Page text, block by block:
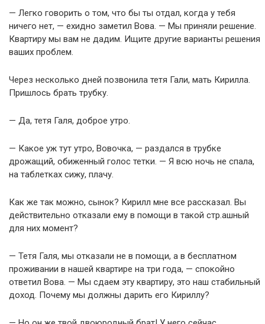
— Легко говорить о том, что бы ты отдал, когда у тебя
ничего нет, — ехидно заметил Вова. — Мы приняли решение.
Квартиру мы вам не дадим. Ищите другие варианты решения
ваших проблем.
Через несколько дней позвонила тетя Гали, мать Кирилла.
Пришлось брать трубку.
— Да, тетя Галя, доброе утро.
— Какое уж тут утро, Вовочка, — раздался в трубке
дрожащий, обиженный голос тетки. — Я всю ночь не спала,
на таблетках сижу, плачу.
Как же так можно, сынок? Кирилл мне все рассказал. Вы
действительно отказали ему в помощи в такой стр.ашный
для них момент?
— Тетя Галя, мы отказали не в помощи, а в бесплатном
проживании в нашей квартире на три года, — спокойно
ответил Вова. — Мы сдаем эту квартиру, это наш стабильный
доход. Почему мы должны дарить его Кириллу?